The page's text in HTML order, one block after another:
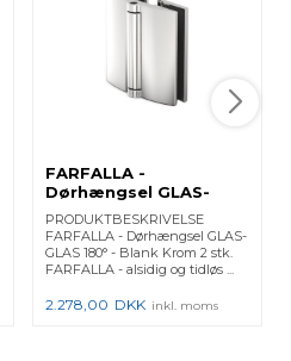
FARFALLA -
Dørhængsel GLAS-
GLAS 180° - Blank
Krom 2 stk.
PRODUKTBESKRIVELSE
FARFALLA - Dørhængsel GLAS-
GLAS 180° - Blank Krom 2 stk.
FARFALLA - alsidig og tidløs ...
2.278,00 DKK inkl. moms